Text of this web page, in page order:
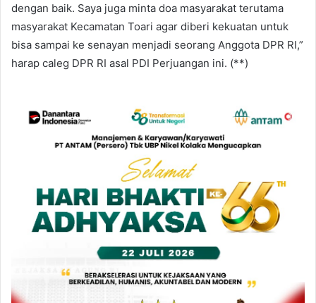
dengan baik. Saya juga minta doa masyarakat terutama
masyarakat Kecamatan Toari agar diberi kekuatan untuk
bisa sampai ke senayan menjadi seorang Anggota DPR RI,”
harap caleg DPR RI asal PDI Perjuangan ini. (**)